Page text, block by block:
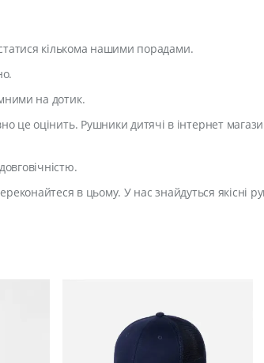
кількома нашими порадами.
на дотик.
оцінить. Рушники дитячі в інтернет
в цьому. У нас знайдуться якісні